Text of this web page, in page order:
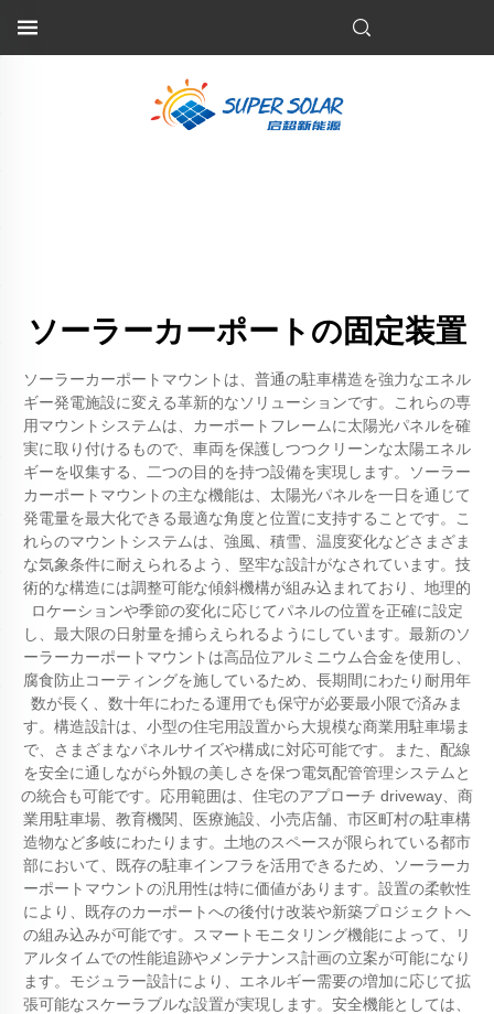
ソーラーカーポートの固定装置
ソーラーカーポートマウントは、普通の駐車構造を強力なエネル
ギー発電施設に変える革新的なソリューションです。これらの専
用マウントシステムは、カーポートフレームに太陽光パネルを確
実に取り付けるもので、車両を保護しつつクリーンな太陽エネル
ギーを収集する、二つの目的を持つ設備を実現します。ソーラー
カーポートマウントの主な機能は、太陽光パネルを一日を通じて
発電量を最大化できる最適な角度と位置に支持することです。こ
れらのマウントシステムは、強風、積雪、温度変化などさまざま
な気象条件に耐えられるよう、堅牢な設計がなされています。技
術的な構造には調整可能な傾斜機構が組み込まれており、地理的
ロケーションや季節の変化に応じてパネルの位置を正確に設定
し、最大限の日射量を捕らえられるようにしています。最新のソ
ーラーカーポートマウントは高品位アルミニウム合金を使用し、
腐食防止コーティングを施しているため、長期間にわたり耐用年
数が長く、数十年にわたる運用でも保守が必要最小限で済みま
す。構造設計は、小型の住宅用設置から大規模な商業用駐車場ま
で、さまざまなパネルサイズや構成に対応可能です。また、配線
を安全に通しながら外観の美しさを保つ電気配管管理システムと
の統合も可能です。応用範囲は、住宅のアプローチ driveway、商
業用駐車場、教育機関、医療施設、小売店舗、市区町村の駐車構
造物など多岐にわたります。土地のスペースが限られている都市
部において、既存の駐車インフラを活用できるため、ソーラーカ
ーポートマウントの汎用性は特に価値があります。設置の柔軟性
により、既存のカーポートへの後付け改装や新築プロジェクトへ
の組み込みが可能です。スマートモニタリング機能によって、リ
アルタイムでの性能追跡やメンテナンス計画の立案が可能になり
ます。モジュラー設計により、エネルギー需要の増加に応じて拡
張可能なスケーラブルな設置が実現します。安全機能としては、